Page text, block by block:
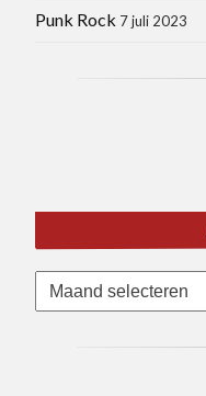
Punk Rock 7 juli 2023
Archieven